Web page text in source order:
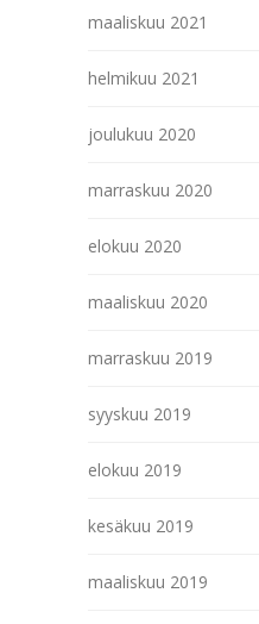
maaliskuu 2021
helmikuu 2021
joulukuu 2020
marraskuu 2020
elokuu 2020
maaliskuu 2020
marraskuu 2019
syyskuu 2019
elokuu 2019
kesäkuu 2019
maaliskuu 2019